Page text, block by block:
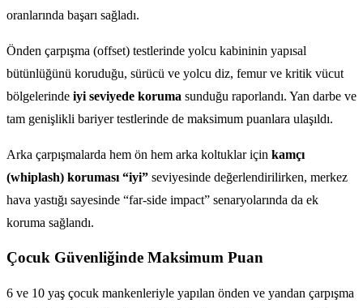
oranlarında başarı sağladı.
Önden çarpışma (offset) testlerinde yolcu kabininin yapısal
bütünlüğünü koruduğu, sürücü ve yolcu diz, femur ve kritik vücut
bölgelerinde iyi seviyede koruma sunduğu raporlandı. Yan darbe ve
tam genişlikli bariyer testlerinde de maksimum puanlara ulaşıldı.
Arka çarpışmalarda hem ön hem arka koltuklar için kamçı
(whiplash) koruması “iyi” seviyesinde değerlendirilirken, merkez
hava yastığı sayesinde “far-side impact” senaryolarında da ek
koruma sağlandı.
Çocuk Güvenliğinde Maksimum Puan
6 ve 10 yaş çocuk mankenleriyle yapılan önden ve yandan çarpışma